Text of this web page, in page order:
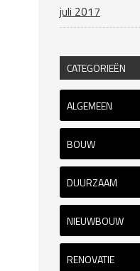
juli 2017
CATEGORIEËN
ALGEMEEN
BOUW
DUURZAAM
NIEUWBOUW
RENOVATIE